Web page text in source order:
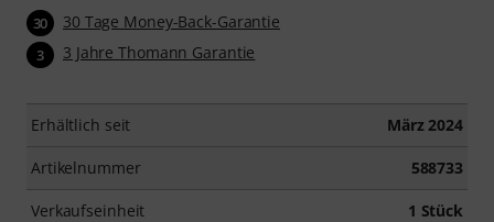
30 30 Tage Money-Back-Garantie
3 3 Jahre Thomann Garantie
Erhältlich seit März 2024
Artikelnummer 588733
Verkaufseinheit 1 Stück